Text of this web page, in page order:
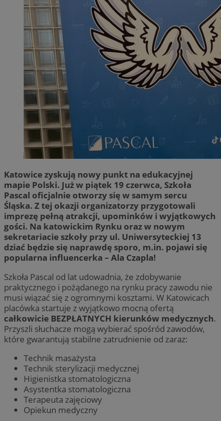
Katowice zyskują nowy punkt na edukacyjnej
mapie Polski. Już w piątek 19 czerwca, Szkoła
Pascal oficjalnie otworzy się w samym sercu
Śląska. Z tej okazji organizatorzy przygotowali
imprezę pełną atrakcji, upominków i wyjątkowych
gości. Na katowickim Rynku oraz w nowym
sekretariacie szkoły przy ul. Uniwersyteckiej 13
dziać będzie się naprawdę sporo, m.in. pojawi się
popularna influencerka – Ala Czapla!
Szkoła Pascal od lat udowadnia, że zdobywanie
praktycznego i pożądanego na rynku pracy zawodu nie
musi wiązać się z ogromnymi kosztami. W Katowicach
placówka startuje z wyjątkowo mocną ofertą
całkowicie BEZPŁATNYCH kierunków medycznych.
Przyszli słuchacze mogą wybierać spośród zawodów,
które gwarantują stabilne zatrudnienie od zaraz:
Technik masażysta
Technik sterylizacji medycznej
Higienistka stomatologiczna
Asystentka stomatologiczna
Terapeuta zajęciowy
Opiekun medyczny